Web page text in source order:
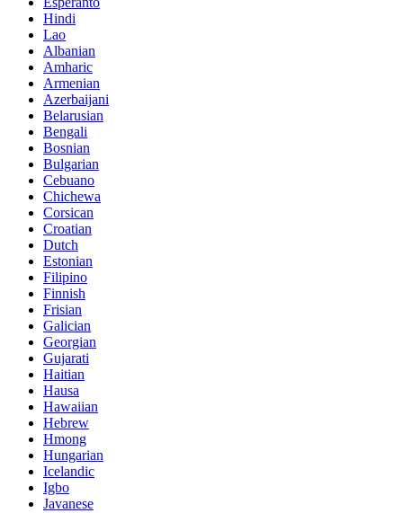
Hindi
Lao
Albanian
Amharic
Armenian
Azerbaijani
Belarusian
Bengali
Bosnian
Bulgarian
Cebuano
Chichewa
Corsican
Croatian
Dutch
Estonian
Filipino
Finnish
Frisian
Galician
Georgian
Gujarati
Haitian
Hausa
Hawaiian
Hebrew
Hmong
Hungarian
Icelandic
Igbo
Javanese